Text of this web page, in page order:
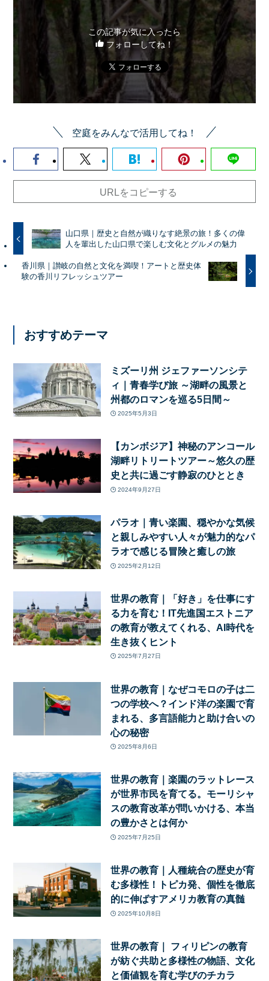
この記事が気に入ったら
フォローしてね！
空庭をみんなで活用してね！
URLをコピーする
山口県｜歴史と自然が織りなす絶景の旅！多くの偉
人を輩出した山口県で楽しむ文化とグルメの魅力
香川県｜讃岐の自然と文化を満喫！アートと歴史体
験の香川リフレッシュツアー
おすすめテーマ
ミズーリ州 ジェファーソンシテ
ィ｜青春学び旅 ～湖畔の風景と
州都のロマンを巡る5日間～
2025年5月3日
【カンボジア】神秘のアンコール
湖畔リトリートツアー～悠久の歴
史と共に過ごす静寂のひととき
2024年9月27日
パラオ｜青い楽園、穏やかな気候
と親しみやすい人々が魅力的なパ
ラオで感じる冒険と癒しの旅
2025年2月12日
世界の教育｜「好き」を仕事にす
る力を育む！IT先進国エストニア
の教育が教えてくれる、AI時代を
生き抜くヒント
2025年7月27日
世界の教育｜なぜコモロの子は二
つの学校へ？インド洋の楽園で育
まれる、多言語能力と助け合いの
心の秘密
2025年8月6日
世界の教育｜楽園のラットレース
が世界市民を育てる。モーリシャ
スの教育改革が問いかける、本当
の豊かさとは何か
2025年7月25日
世界の教育｜人種統合の歴史が育
む多様性！トピカ発、個性を徹底
的に伸ばすアメリカ教育の真髄
2025年10月8日
世界の教育｜ フィリピンの教育
が紡ぐ共助と多様性の物語、文化
と価値観を育む学びのチカラ